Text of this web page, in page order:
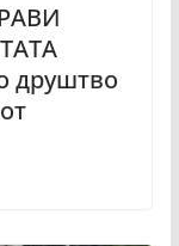
друштво